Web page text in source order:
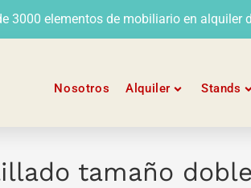
3000 elementos de mobiliario en alquiler
Nosotros Alquiler Stands
tamaño